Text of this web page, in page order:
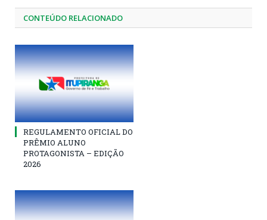
CONTEÚDO RELACIONADO
REGULAMENTO OFICIAL DO
PRÊMIO ALUNO
PROTAGONISTA – EDIÇÃO
2026